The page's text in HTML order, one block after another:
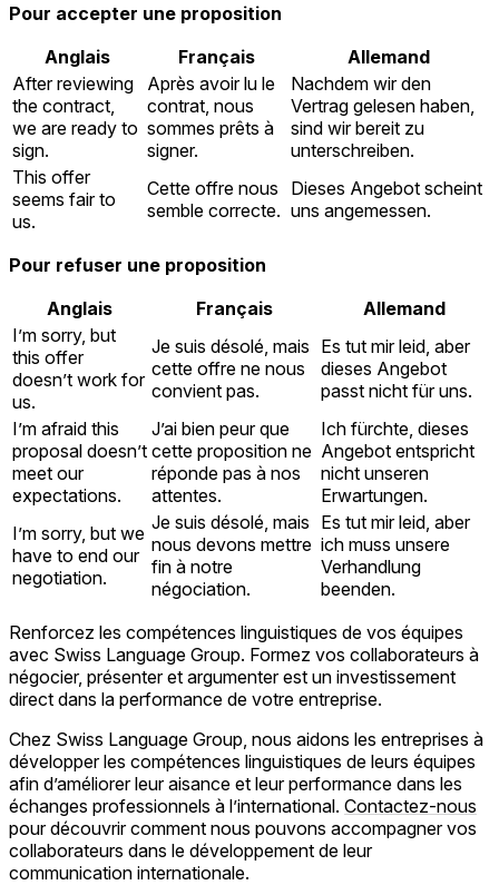
Pour accepter une proposition
Anglais
Français
Allemand
After reviewing
the contract,
we are ready to
sign.
Après avoir lu le
contrat, nous
sommes prêts à
signer.
Nachdem wir den
Vertrag gelesen haben,
sind wir bereit zu
unterschreiben.
This offer
seems fair to
us.
Cette offre nous
semble correcte.
Dieses Angebot scheint
uns angemessen.
Pour refuser une proposition
Anglais
Français
Allemand
I’m sorry, but
this offer
doesn’t work for
us.
Je suis désolé, mais
cette offre ne nous
convient pas.
Es tut mir leid, aber
dieses Angebot
passt nicht für uns.
I’m afraid this
proposal doesn’t
meet our
expectations.
J’ai bien peur que
cette proposition ne
réponde pas à nos
attentes.
Ich fürchte, dieses
Angebot entspricht
nicht unseren
Erwartungen.
I’m sorry, but we
have to end our
negotiation.
Je suis désolé, mais
nous devons mettre
fin à notre
négociation.
Es tut mir leid, aber
ich muss unsere
Verhandlung
beenden.
Renforcez les compétences linguistiques de vos équipes
avec Swiss Language Group. Formez vos collaborateurs à
négocier, présenter et argumenter est un investissement
direct dans la performance de votre entreprise.
Chez Swiss Language Group, nous aidons les entreprises à
développer les compétences linguistiques de leurs équipes
afin d’améliorer leur aisance et leur performance dans les
échanges professionnels à l’international. Contactez-nous
pour découvrir comment nous pouvons accompagner vos
collaborateurs dans le développement de leur
communication internationale.